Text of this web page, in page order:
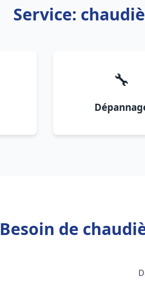
Service:
🔧
Besoin de